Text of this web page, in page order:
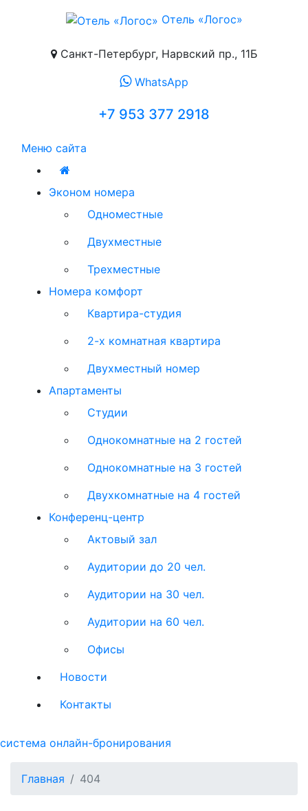
Отель «Логос»
Санкт-Петербург, Нарвский пр., 11Б
WhatsApp
+7 953 377 2918
Меню сайта
Эконом номера
Одноместные
Двухместные
Трехместные
Номера комфорт
Квартира-студия
2-х комнатная квартира
Двухместный номер
Апартаменты
Студии
Однокомнатные на 2 гостей
Однокомнатные на 3 гостей
Двухкомнатные на 4 гостей
Конференц-центр
Актовый зал
Аудитории до 20 чел.
Аудитории на 30 чел.
Аудитории на 60 чел.
Офисы
Новости
Контакты
система онлайн-бронирования
Главная 404